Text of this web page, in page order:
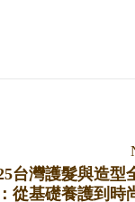
台灣護髮與造型
從基礎養護到時